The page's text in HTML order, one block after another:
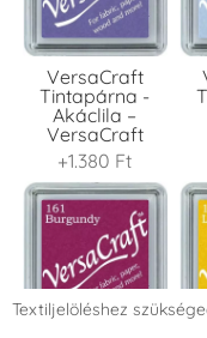
VersaCraft
Tintapárna -
Akáclila –
VersaCraft
+1.380 Ft
Textiljelöléshez